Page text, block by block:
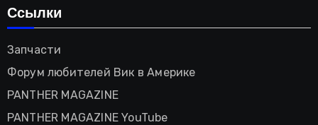
Ссылки
Запчасти
Форум любителей Вик в Америке
PANTHER MAGAZINE
PANTHER MAGAZINE YouTube